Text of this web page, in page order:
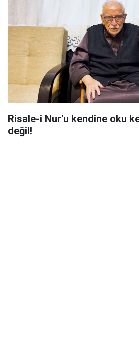
Risale-i Nur'u kendine oku
değil!